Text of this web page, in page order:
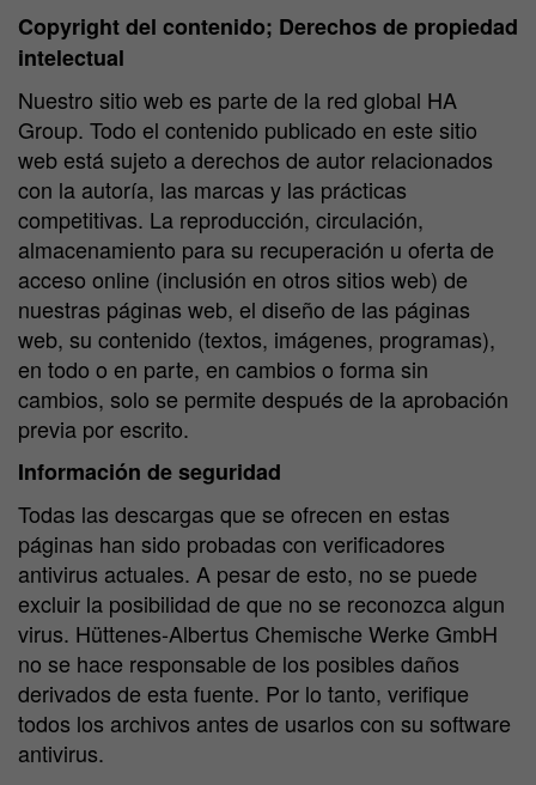
Copyright del contenido; Derechos de propiedad
intelectual
Nuestro sitio web es parte de la red global HA
Group. Todo el contenido publicado en este sitio
web está sujeto a derechos de autor relacionados
con la autoría, las marcas y las prácticas
competitivas. La reproducción, circulación,
almacenamiento para su recuperación u oferta de
acceso online (inclusión en otros sitios web) de
nuestras páginas web, el diseño de las páginas
web, su contenido (textos, imágenes, programas),
en todo o en parte, en cambios o forma sin
cambios, solo se permite después de la aprobación
previa por escrito.
Información de seguridad
Todas las descargas que se ofrecen en estas
páginas han sido probadas con verificadores
antivirus actuales. A pesar de esto, no se puede
excluir la posibilidad de que no se reconozca algun
virus. Hüttenes-Albertus Chemische Werke GmbH
no se hace responsable de los posibles daños
derivados de esta fuente. Por lo tanto, verifique
todos los archivos antes de usarlos con su software
antivirus.